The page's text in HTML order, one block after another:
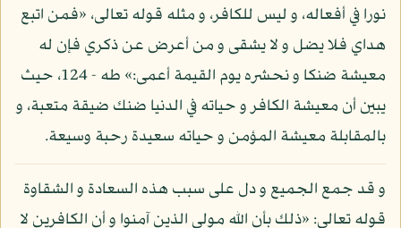
نورا في أفعاله، و ليس للكافر، و مثله قوله تعالى، «فمن اتبع
هداي فلا يضل و لا يشقى و من أعرض عن ذكري فإن له
معيشة ضنكا و نحشره يوم القيمة أعمى:» طه - 124، حيث
يبين أن معيشة الكافر و حياته في الدنيا ضنك ضيقة متعبة، و
بالمقابلة معيشة المؤمن و حياته سعيدة رحبة وسيعة.
و قد جمع الجميع و دل على سبب هذه السعادة و الشقاوة
قوله تعالى: «ذلك بأن الله مولى الذين آمنوا و أن الكافرين لا